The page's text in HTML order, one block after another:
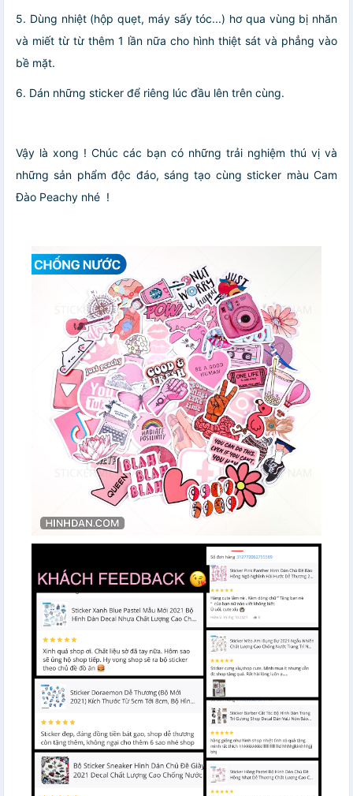
5. Dùng nhiệt (hộp quẹt, máy sấy tóc...) hơ qua vùng bị nhăn
và miết từ từ thêm 1 lần nữa cho hình thiệt sát và phẳng vào
bề mặt.
6. Dán những sticker để riêng lúc đầu lên trên cùng.
Vậy là xong ! Chúc các bạn có những trải nghiệm thú vị và
những sản phẩm độc đáo, sáng tạo cùng sticker màu Cam
Đào Peachy nhé !